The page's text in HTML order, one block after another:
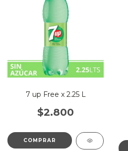
7 up Free x 2.25 L
$2.800